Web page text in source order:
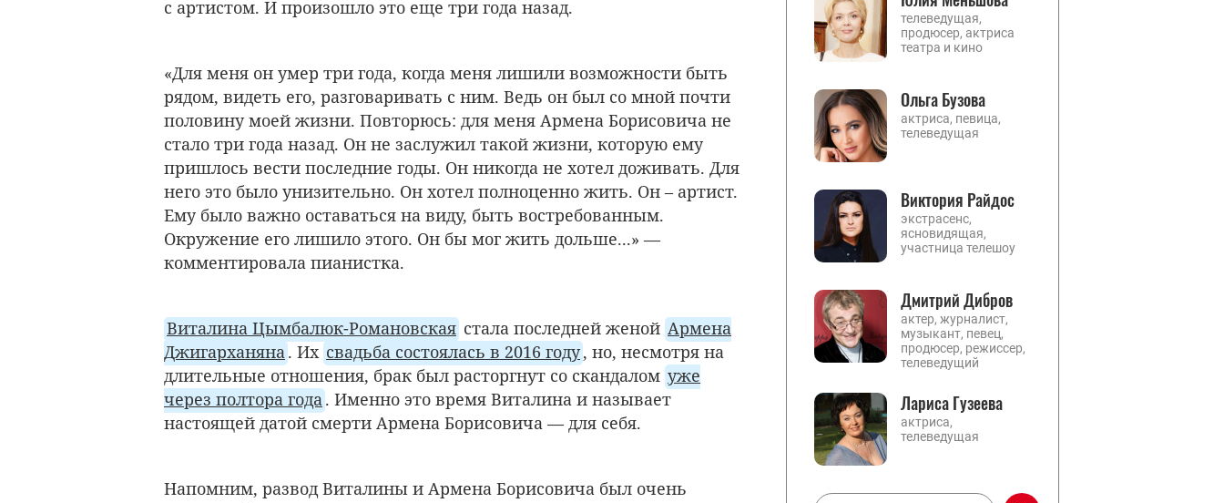
с артистом. И произошло это еще три года назад.
«Для меня он умер три года, когда меня лишили возможности быть
рядом, видеть его, разговаривать с ним. Ведь он был со мной почти
половину моей жизни. Повторюсь: для меня Армена Борисовича не
стало три года назад. Он не заслужил такой жизни, которую ему
пришлось вести последние годы. Он никогда не хотел доживать. Для
него это было унизительно. Он хотел полноценно жить. Он – артист.
Ему было важно оставаться на виду, быть востребованным.
Окружение его лишило этого. Он бы мог жить дольше...» —
комментировала пианистка.
Виталина Цымбалюк-Романовская стала последней женой Армена
Джигарханяна. Их свадьба состоялась в 2016 году, но, несмотря на
длительные отношения, брак был расторгнут со скандалом уже
через полтора года. Именно это время Виталина и называет
настоящей датой смерти Армена Борисовича — для себя.
Напомним, развод Виталины и Армена Борисовича был очень
телеведущая,
продюсер, актриса
театра и кино
Ольга Бузова
актриса, певица,
телеведущая
Виктория Райдос
экстрасенс,
ясновидящая,
участница телешоу
Дмитрий Дибров
актер, журналист,
музыкант, певец,
продюсер, режиссер,
телеведущий
Лариса Гузеева
актриса,
телеведущая